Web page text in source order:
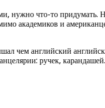
нужно что-то
академиков и
чем английский
ручек,